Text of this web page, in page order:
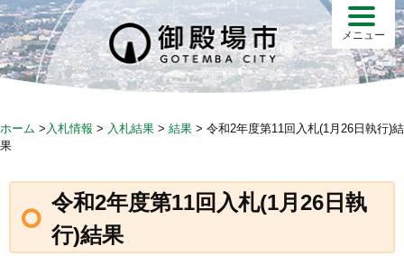
Skip
to
content
メニュー
ホーム > 入札情報 > 入札結果 > 結果 > 令和2年度第11回入札(1月26日執行)結
果
令和2年度第11回入札(1月26日執
行)結果